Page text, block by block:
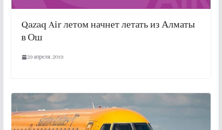
Qazaq Air летом начнет летать из Алматы
в Ош
29 апреля, 2019